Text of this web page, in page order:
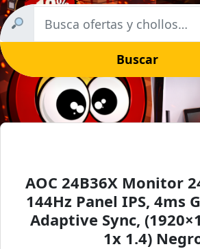
Buscar
AOC 24B36X Monitor
144Hz Panel IPS, 4ms
Adaptive Sync,
1x 1.4)